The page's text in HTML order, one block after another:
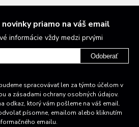
priamo na váš email
informácie vždy medzi prvými
Odoberať
spracovávať len za týmto účelom v
a zásadami ochrany osobných údajov.
odkaz, ktorý vám pošleme na váš email.
písomne, emailom alebo kliknutím
emailu.